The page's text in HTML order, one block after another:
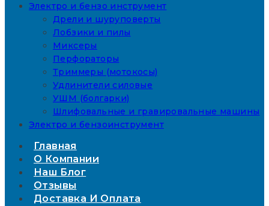
Электро и бензо инструмент
Дрели и шуруповерты
Лобзики и пилы
Миксеры
Перфораторы
Триммеры (мотокосы)
Удлинители силовые
УШМ (болгарки)
Шлифовальные и гравировальные машины
Электро и бензоинструмент
Главная
О Компании
Наш Блог
Отзывы
Доставка И Оплата